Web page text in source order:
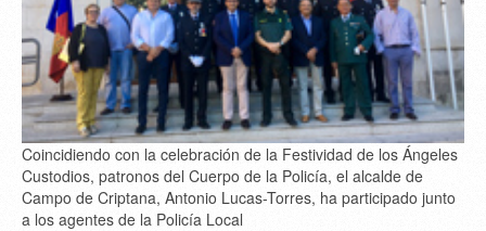
Coincidiendo con la celebración de la Festividad de los Ángeles
Custodios, patronos del Cuerpo de la Policía, el alcalde de
Campo de Criptana, Antonio Lucas-Torres, ha participado junto
a los agentes de la Policía Local